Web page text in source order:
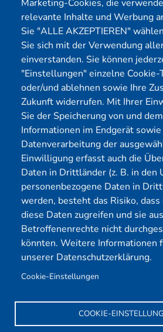
Marketing-Cookies, die
relevante Inhalte und Werbung
Sie "ALLE AKZEPTIEREN"
Sie sich mit der Verwendung
einverstanden. Sie können
"Einstellungen" einzelne Cookie-
oder/und ablehnen sowie Ihre
Zukunft widerrufen. Mit Ihrer
Sie der Speicherung von und
Informationen im Endgerät sowie
Datenverarbeitung der
Einwilligung erfasst auch die
Daten in Drittländer (z. B. in den
personenbezogene Daten in
werden, besteht das Risiko,
diese Daten zugreifen und sie
Betroffenenrechte nicht
könnten. Weitere Informationen
unserer Datenschutzerklärung.
Cookie-Einstellungen
COOKIE-
Pentest Anbieter
Pentest Kosten Rechner
KMU CyberRisikoCheck
OT-Security
Physical Pentest
Über uns
Kontakt
Blog
Karriere
Mitglied